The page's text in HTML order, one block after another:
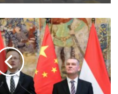
új köztársasági